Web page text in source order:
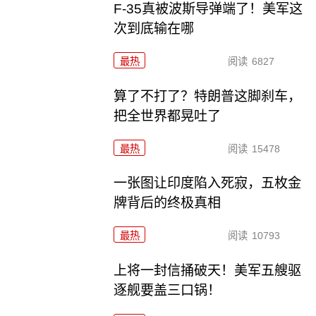
F-35真被波斯导弹端了！美军这
次到底输在哪
最热 阅读 6827
算了不打了？特朗普这脚刹车，
把全世界都晃吐了
最热 阅读 15478
一张图让印度陷入死寂，五枚金
牌背后的终极真相
最热 阅读 10793
上将一封信捅破天！美军五艘驱
逐舰要盖三口锅！